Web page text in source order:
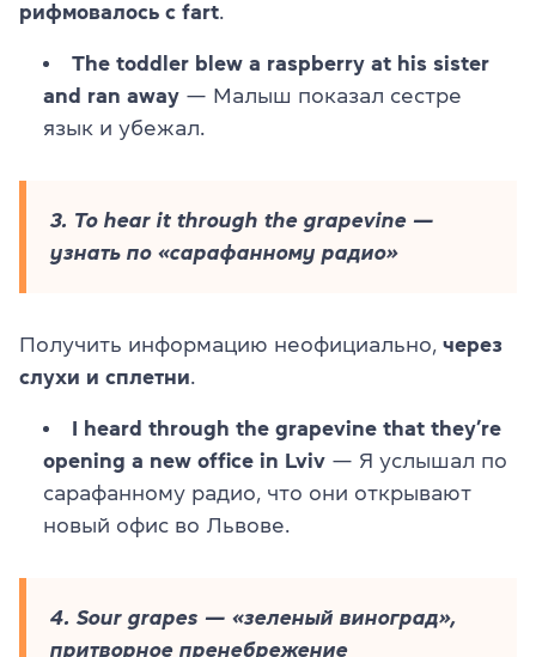
рифмовалось с fart.
The toddler blew a raspberry at his sister
and ran away — Малыш показал сестре
язык и убежал.
3. To hear it through the grapevine —
узнать по «сарафанному радио»
Получить информацию неофициально, через
слухи и сплетни.
I heard through the grapevine that they’re
opening a new office in Lviv — Я услышал по
сарафанному радио, что они открывают
новый офис во Львове.
4. Sour grapes — «зеленый виноград»,
притворное пренебрежение